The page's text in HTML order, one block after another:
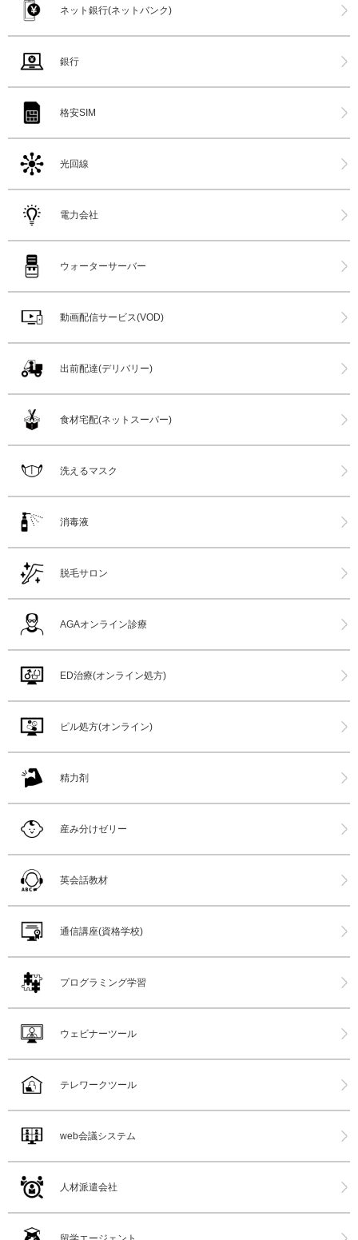
ネット銀行(ネットバンク)
銀行
格安SIM
光回線
電力会社
ウォーターサーバー
動画配信サービス(VOD)
出前配達(デリバリー)
食材宅配(ネットスーパー)
洗えるマスク
消毒液
脱毛サロン
AGAオンライン診療
ED治療(オンライン処方)
ピル処方(オンライン)
精力剤
産み分けゼリー
英会話教材
通信講座(資格学校)
プログラミング学習
ウェビナーツール
テレワークツール
web会議システム
人材派遣会社